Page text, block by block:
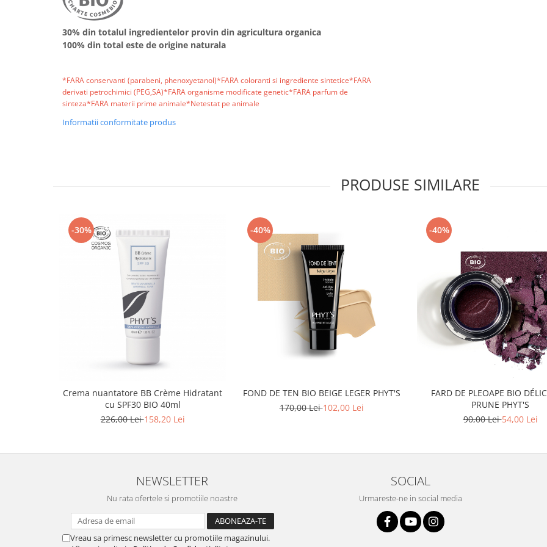
30% din totalul ingredientelor provin din agricultura organica
100% din total este de origine naturala
*FARA conservanti (parabeni, phenoxyetanol)*FARA coloranti si ingrediente sintetice*FARA
derivati petrochimici (PEG,SA)*FARA organisme modificate genetic*FARA parfum de
sinteza*FARA materii prime animale*Netestat pe animale
Informatii conformitate produs
PRODUSE SIMILARE
-30%
Crema nuantatore BB Crème Hidratant
cu SPF30 BIO 40ml
226,00 Lei158,20 Lei
-40%
FOND DE TEN BIO BEIGE LEGER PHYT'S
170,00 Lei102,00 Lei
-40%
FARD DE PLEOAPE BIO
PRUNE PHYT'S
90,00 Lei54,00 Lei
NEWSLETTER
Nu rata ofertele si promotiile noastre
Vreau sa primesc newsletter cu promotiile magazinului.
SOCIAL
Urmareste-ne in social media